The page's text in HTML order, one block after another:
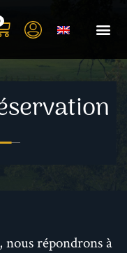
nous répondrons à